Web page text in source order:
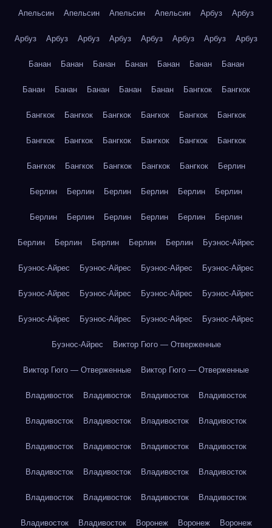
Апельсин Апельсин Апельсин Апельсин Арбуз Арбуз
Арбуз Арбуз Арбуз Арбуз Арбуз Арбуз Арбуз Арбуз
Банан Банан Банан Банан Банан Банан Банан
Банан Банан Банан Банан Банан Бангкок Бангкок
Бангкок Бангкок Бангкок Бангкок Бангкок Бангкок
Бангкок Бангкок Бангкок Бангкок Бангкок Бангкок
Бангкок Бангкок Бангкок Бангкок Бангкок Берлин
Берлин Берлин Берлин Берлин Берлин Берлин
Берлин Берлин Берлин Берлин Берлин Берлин
Берлин Берлин Берлин Берлин Берлин Буэнос-Айрес
Буэнос-Айрес Буэнос-Айрес Буэнос-Айрес Буэнос-Айрес
Буэнос-Айрес Буэнос-Айрес Буэнос-Айрес Буэнос-Айрес
Буэнос-Айрес Буэнос-Айрес Буэнос-Айрес Буэнос-Айрес
Буэнос-Айрес Виктор Гюго — Отверженные
Виктор Гюго — Отверженные Виктор Гюго — Отверженные
Владивосток Владивосток Владивосток Владивосток
Владивосток Владивосток Владивосток Владивосток
Владивосток Владивосток Владивосток Владивосток
Владивосток Владивосток Владивосток Владивосток
Владивосток Владивосток Владивосток Владивосток
Владивосток Владивосток Воронеж Воронеж Воронеж